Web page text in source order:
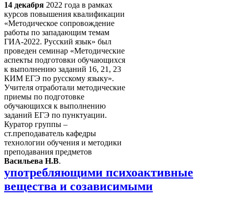
14 декабря 2022 года в рамках
курсов повышения квалификации
«Методическое сопровождение
работы по западающим темам
ГИА-2022. Русский язык» был
проведен семинар «Методические
аспекты подготовки обучающихся
к выполнению заданий 16, 21, 23
КИМ ЕГЭ по русскому языку».
Учителя отработали методические
приемы по подготовке
обучающихся к выполнению
заданий ЕГЭ по пунктуации.
Куратор группы –
ст.преподаватель кафедры
технологии обучения и методики
преподавания предметов
Васильева Н.В.
употребляющими психоактивные
вещества и созависимыми